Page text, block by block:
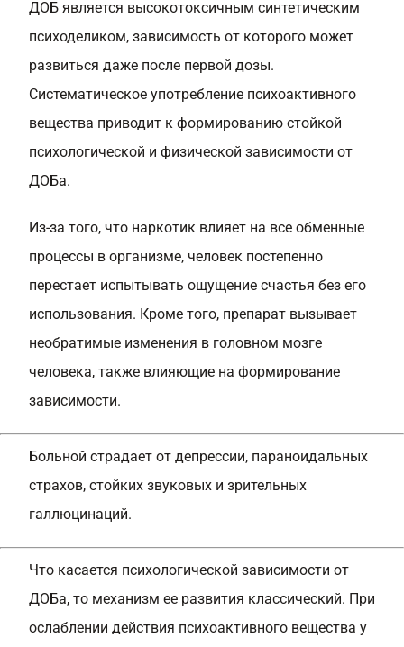
ДОБ является высокотоксичным синтетическим
психоделиком, зависимость от которого может
развиться даже после первой дозы.
Систематическое употребление психоактивного
вещества приводит к формированию стойкой
психологической и физической зависимости от
ДОБа.
Из-за того, что наркотик влияет на все обменные
процессы в организме, человек постепенно
перестает испытывать ощущение счастья без его
использования. Кроме того, препарат вызывает
необратимые изменения в головном мозге
человека, также влияющие на формирование
зависимости.
Больной страдает от депрессии, параноидальных
страхов, стойких звуковых и зрительных
галлюцинаций.
Что касается психологической зависимости от
ДОБа, то механизм ее развития классический. При
ослаблении действия психоактивного вещества у